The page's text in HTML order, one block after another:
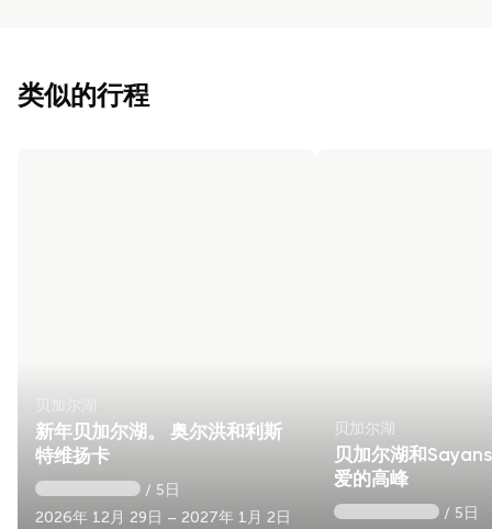
类似的行程
贝加尔湖
新年贝加尔湖。 奥尔洪和利斯
特维扬卡
/ 5日
2026年 12月 29日 – 2027年 1月 2日
贝加尔湖
贝加尔湖和
爱的高峰
/ 5日